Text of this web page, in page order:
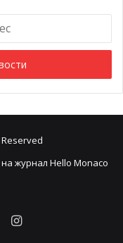
журнал Hello Monaco
Instagram